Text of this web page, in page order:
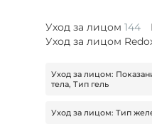
Уход за лицом 144
Уход за лицом
Уход за лицом:
тела, Тип гель
Уход за лицом: Тип